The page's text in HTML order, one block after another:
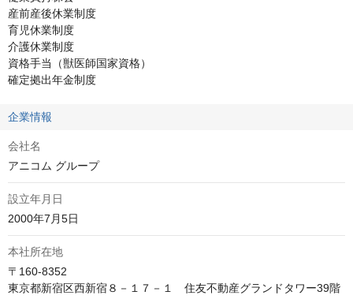
産前産後休業制度
育児休業制度
介護休業制度
資格手当（獣医師国家資格）
確定拠出年金制度
企業情報
会社名
アニコム グループ
設立年月日
2000年7月5日
本社所在地
〒160-8352
東京都新宿区西新宿８－１７－１　住友不動産グランドタワー39階